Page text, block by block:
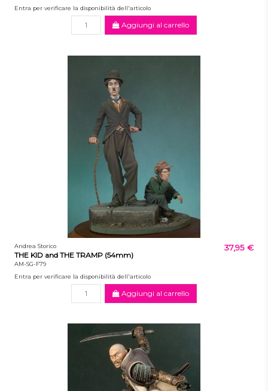
Entra per verificare la disponibilità dell'articolo
Aggiungi al carrello
Andrea Storico
THE KID and THE TRAMP (54mm)
AM-SG-F79
37,95 €
Entra per verificare la disponibilità dell'articolo
Aggiungi al carrello